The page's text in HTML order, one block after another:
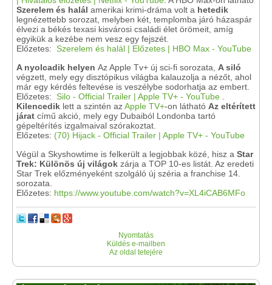
Szerelem és halál amerikai krimi-dráma volt a hetedik
legnézettebb sorozat, melyben két, templomba járó házaspár
élvezi a békés texasi kisvárosi családi élet örömeit, amíg
egyikük a kezébe nem vesz egy fejszét.
Előzetes: Szerelem és halál | Előzetes | HBO Max - YouTube
A nyolcadik helyen Az Apple Tv+ új sci-fi sorozata, A siló
végzett, mely egy disztópikus világba kalauzolja a nézőt, ahol
már egy kérdés feltevése is veszélybe sodorhatja az embert.
Előzetes: Silo - Official Trailer | Apple TV+ - YouTube
Kilencedik lett a szintén azApple TV+-on látható Az eltérített
járat című akció, mely egy Dubaiból Londonba tartó
gépeltérítés izgalmaival szórakoztat.
Előzetes: (70) Hijack - Official Trailer | Apple TV+ - YouTube
Végül a Skyshowtime is felkerült a legjobbak közé, hisz a Star
Trek: Különös új világok zárja a TOP 10-es listát. Az eredeti
Star Trek előzményeként szolgáló új széria a franchise 14.
sorozata.
Előzetes: https://www.youtube.com/watch?v=XL4iCAB6MFo
Nyomtatás
Küldés e-mailben
Az oldal tetejére